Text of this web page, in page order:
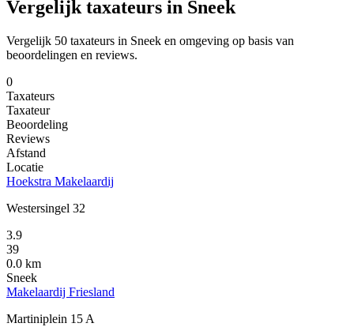
Vergelijk taxateurs in Sneek
Vergelijk 50 taxateurs in Sneek en omgeving op basis van
beoordelingen en reviews.
0
Taxateurs
Taxateur
Beoordeling
Reviews
Afstand
Locatie
Hoekstra Makelaardij
Westersingel 32
3.9
39
0.0 km
Sneek
Makelaardij Friesland
Martiniplein 15 A